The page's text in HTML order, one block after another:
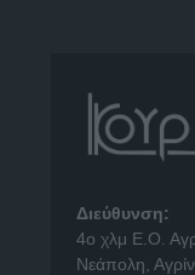
Διεύθυνση:
4o χλμ Ε.Ο.
Νεάπολη,